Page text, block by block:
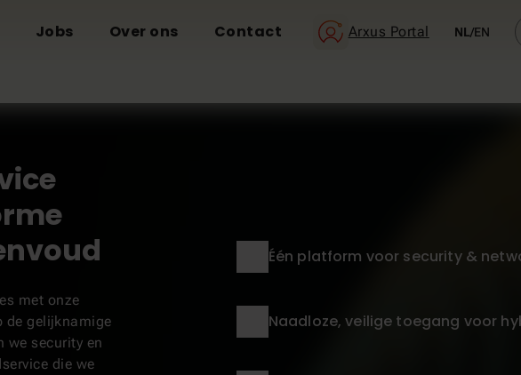
Jobs Over ons Contact Arxus Portal NL/EN
met onze
de gelijknamige
we security en
die we
Één platform voor security &
Naadloze, veilige toegang voor